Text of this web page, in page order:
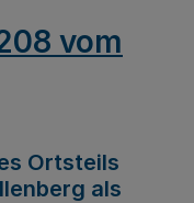
vom
Ortsteils
als